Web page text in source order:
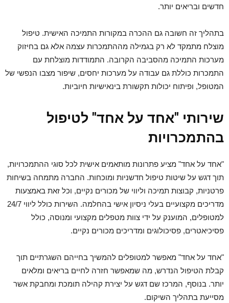
חדשים ובריאים יותר.
בתהליך זה חשובה גם ההכרה במקורות התמיכה האישית. טיפול
מוצלח מתמקד לא רק בגמילה מההתמכרות עצמה אלא גם בחיזוק
מערכות התמיכה מהסביבה הקרובה. התמודדות מוצלחת עם
התמכרות כוללת גם עבודה על מערכות יחסים, שיפור מצבו הנפשי של
המטופל, ופיתוח יכולות תקשורת בינאישיות חיוביות.
שירותי "אחד על אחד" לטיפול
בהתמכרויות
"אחד על אחד" מציע פתרונות מותאמים אישית לכל סוגי ההתמכרויות,
תוך דגש על שיטות טיפול חדשניות ומוכחות. החברה מתמחה בשיחות
פרטניות, קבוצות תמיכה וליווי של מכורים נקיים, וכל זאת באמצעות
מדריכים מקצועיים בעלי ניסיון אישי בהחלמה. השירות כולל ליווי 24/7
למטופלים, המוענק על ידי צוות מטפלים מקצועי ומנוסה, כולל
פסיכיאטרים, פסיכולוגים ומדריכים מכורים נקיים.
"אחד על אחד" מאפשר למטופלים להמשיך בחייהם השגרתיים תוך
קבלת הטיפול הנדרש, מה שמאפשר חזרה לחיים בריאים ומלאים
יותר. בנוסף, המרכז שם דגש על יצירת קהילה תומכת ומחבקת אשר
מסייעת בתהליך השיקום.